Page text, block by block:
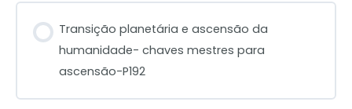
Transição planetária e ascensão da
humanidade- chaves mestres para
ascensão-P192